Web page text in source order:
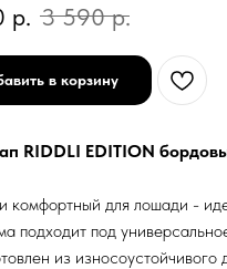
р. 3 590 р.
в корзину
RIDDLI EDITION
комфортный для лошади -
подходит под
из